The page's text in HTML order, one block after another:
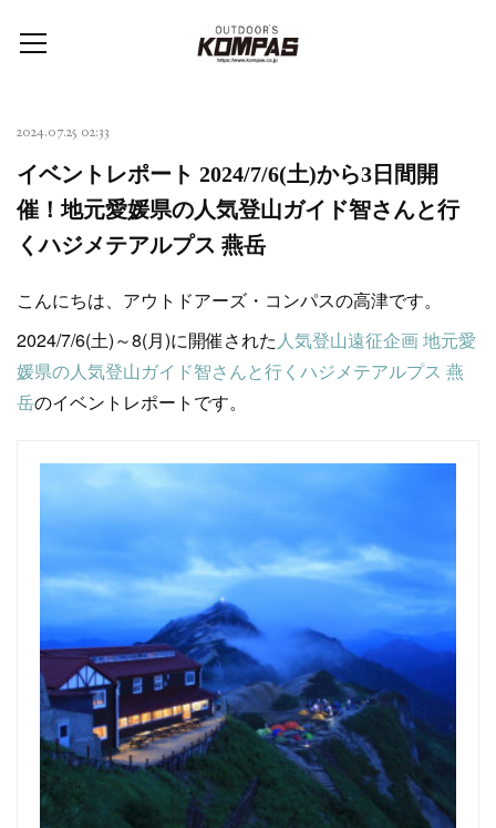
2024.07.25 02:33
イベントレポート 2024/7/6(土)から3日間開
催！地元愛媛県の人気登山ガイド智さんと行
くハジメテアルプス 燕岳
こんにちは、アウトドアーズ・コンパスの高津です。
2024/7/6(土)～8(月)に開催された 人気登山遠征企画 地元愛
媛県の人気登山ガイド智さんと行くハジメテアルプス 燕
岳のイベントレポートです。